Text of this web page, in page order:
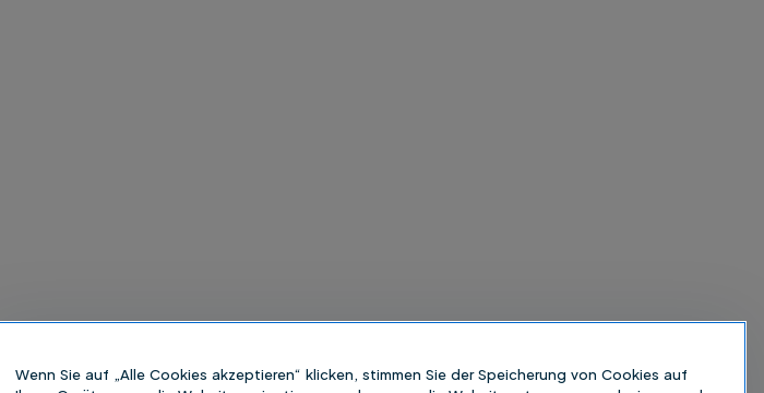
Wenn Sie auf „Alle Cookies akzeptieren“ klicken, stimmen Sie der Speicherung von Cookies auf